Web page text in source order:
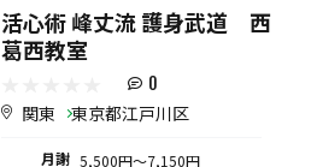
活心術 峰丈流 護身武道 西
葛西教室
0
関東 東京都江戸川区
月謝 5,500円〜7,150円